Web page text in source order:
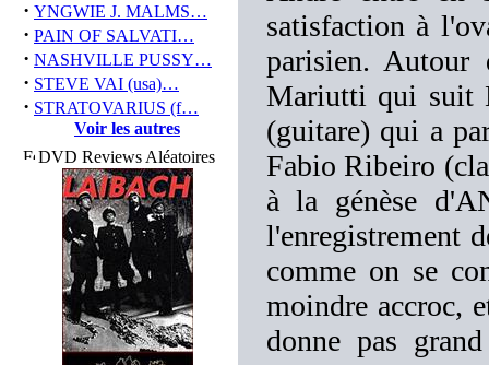
· YNGWIE J. MALMS…
· PAIN OF SALVATI…
· NASHVILLE PUSSY…
· STEVE VAI (usa)…
· STRATOVARIUS (f…
Voir les autres
DVD Reviews Aléatoires
satisfaction à
parisien. Autour
Mariutti qui suit
(guitare) qui a
Fabio Ribeiro
à la génèse
l'enregistrement
comme on se
moindre accroc,
donne pas